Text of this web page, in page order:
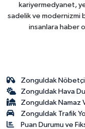
kariyermedyanet,
sadelik ve modernizmi
insanlara haber
Zonguldak
Zonguldak Hava
Zonguldak Namaz
Zonguldak Trafik
Puan Durumu ve